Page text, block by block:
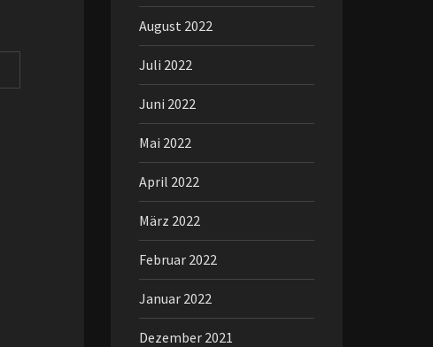
August 2022
Juli 2022
Juni 2022
Mai 2022
April 2022
März 2022
Februar 2022
Januar 2022
Dezember 2021